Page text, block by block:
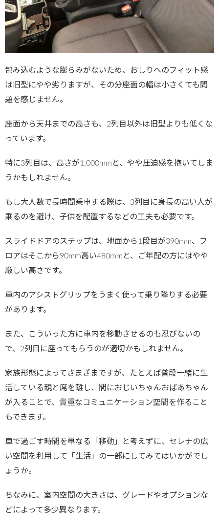
包み込むような膨らみがないため、おしりへのフィット感
は旧型にやや劣りますが、その分座面の幅は小さくても問
題を感じません。
座面から天井までの高さも、2列目以外は旧型よりも低くな
っています。
特に3列目は、高さが1,000mmと、やや圧迫感を抱いてしま
うかもしれません。
もし大人数で長時間乗車する際は、3列目に身長の高い人が
乗るのを避け、子供を配置するなどの工夫も必要です。
スライドドアのステップは、地面から1段目が390mm、フ
ロアはそこから90mm高い480mmと、ご年配の方にはやや
厳しい高さです。
車内のアシストグリップをうまく使って乗り降りする必要
があります。
また、こういった方に車内を移動させるのも忍びないの
で、2列目に座ってもらうのが適切かもしれません。
家族形態によってさまざまですが、たとえば普段一緒に生
活している親と席を離し、間におじいちゃんおばあちゃん
が入ることで、貴重なコミュニケーション空間を作ること
もできます。
車で過ごす時間を単なる「移動」と考えずに、セレナの広
い空間を利用して「生活」の一部にしてみてはいかがでし
ょうか。
ちなみに、室内空間の大きさは、グレードやオプションな
どによって多少異なります。